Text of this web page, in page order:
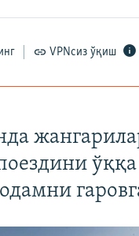
VPNсиз ўқиш